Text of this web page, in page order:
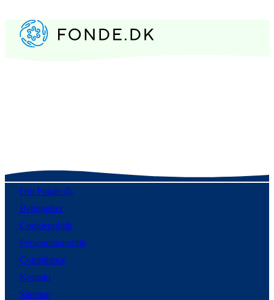
Om Fonde.dk
Betingelser
Cookiepolitik
Persondatapolitik
Compliance
Kontakt
Sitemap